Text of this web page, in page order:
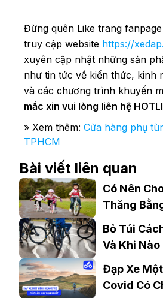
Đừng quên Like trang fanpage
truy cập website https://
xuyên cập nhật những sản
như tin tức về kiến thức, kinh
và các chương trình khuyến
mắc xin vui lòng liên hệ
» Xem thêm: Cửa hàng phụ
TPHCM
Bài viết liên quan
Có Nên
Thăng
Bỏ Túi
Và Khi Nào
Đạp Xe
Covid Có